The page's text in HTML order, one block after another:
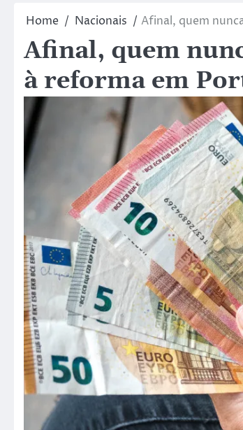
Home Nacionais Afinal, quem
Afinal, quem
à reforma em